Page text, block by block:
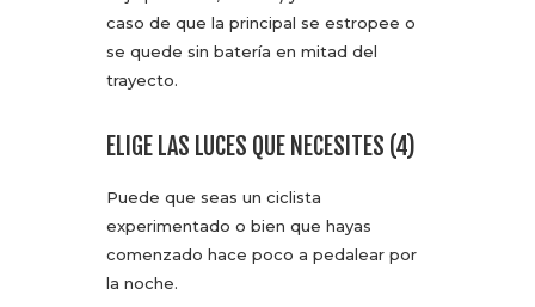
caso de que la principal se estropee o
se quede sin batería en mitad del
trayecto.
ELIGE LAS LUCES QUE NECESITES (4)
Puede que seas un ciclista
experimentado o bien que hayas
comenzado hace poco a pedalear por
la noche.